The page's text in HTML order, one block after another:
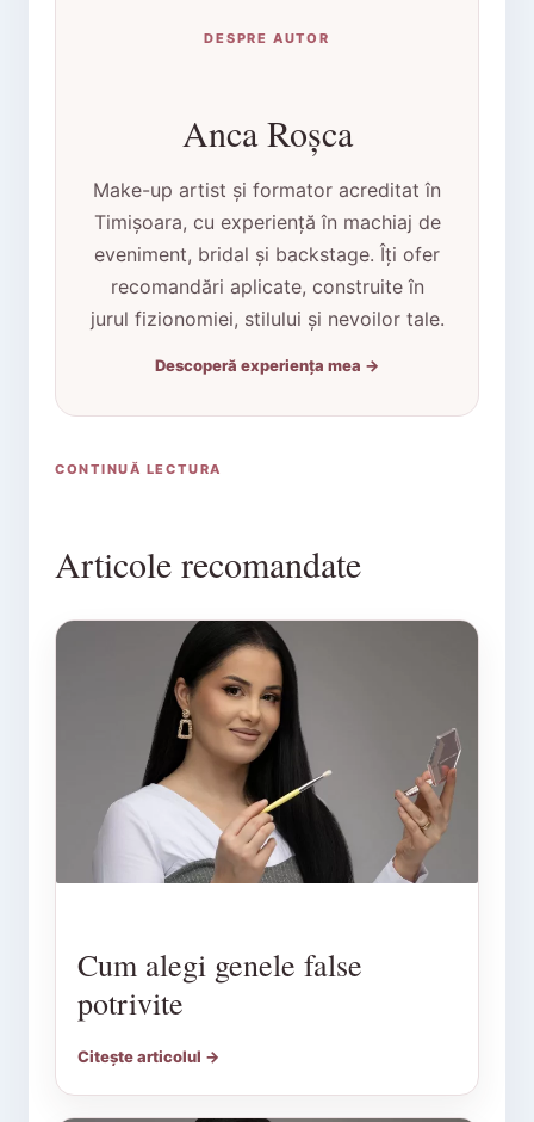
DESPRE AUTOR
Anca Roșca
Make-up artist și formator acreditat în
Timișoara, cu experiență în machiaj de
eveniment, bridal și backstage. Îți ofer
recomandări aplicate, construite în
jurul fizionomiei, stilului și nevoilor tale.
Descoperă experiența mea →
CONTINUĂ LECTURA
Articole recomandate
Cum alegi genele false
potrivite
Citește articolul →